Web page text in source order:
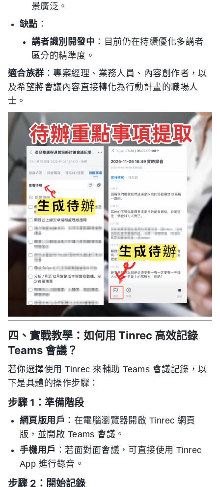
景廣泛。
缺點 ：
講者識別開發中 ：目前仍在持續優化多講者
區分的精準度。
適合族群 ：專案經理、業務人員、內容創作者，以
及希望將會議內容直接轉化為行動計畫的職場人
士。
四、實戰教學：如何用 Tinrec 高效記錄
Teams 會議？
若你選擇使用 Tinrec 來輔助 Teams 會議記錄，以
下是具體的操作步驟：
步驟 1：準備階段
網頁版用戶 ：在電腦瀏覽器開啟 Tinrec 網頁
版，並開啟 Teams 會議。
手機用戶 ：若面對面會議，可直接使用 Tinrec
App 進行錄音。
步驟 2：開始記錄